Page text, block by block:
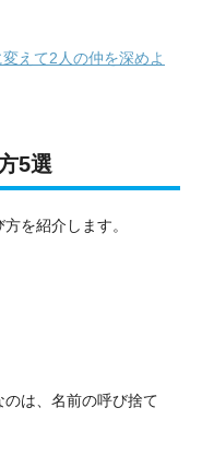
えて2人の仲を深めよ
5選
を紹介します。
は、名前の呼び捨て